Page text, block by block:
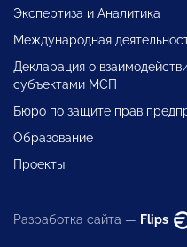
Экспертиза и Аналитика
Международная
Декларация о
субъектами МСП
Бюро по защите прав
Образование
Проекты
Разработка сайта — Flips